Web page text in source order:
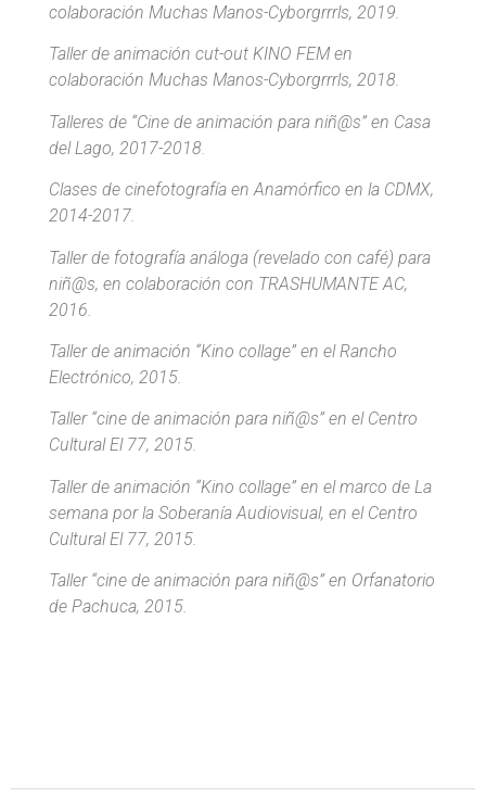
colaboración Muchas Manos-Cyborgrrrls, 2019.
Taller de animación cut-out KINO FEM en
colaboración Muchas Manos-Cyborgrrrls, 2018.
Talleres de “Cine de animación para niñ@s” en Casa
del Lago, 2017-2018.
Clases de cinefotografía en Anamórfico en la CDMX,
2014-2017.
Taller de fotografía análoga (revelado con café) para
niñ@s, en colaboración con TRASHUMANTE AC,
2016.
Taller de animación “Kino collage” en el Rancho
Electrónico, 2015.
Taller “cine de animación para niñ@s” en el Centro
Cultural El 77, 2015.
Taller de animación “Kino collage” en el marco de La
semana por la Soberanía Audiovisual, en el Centro
Cultural El 77, 2015.
Taller “cine de animación para niñ@s” en Orfanatorio
de Pachuca, 2015.